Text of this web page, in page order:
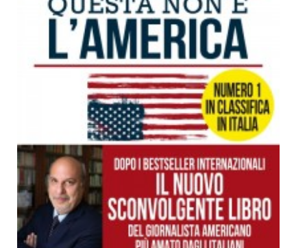
Case editrici
Partnership
Giallo Stresa
Premio Chiara
Tabù Festival 2014
A Tutto Volume
Salone di Torino
Marketing